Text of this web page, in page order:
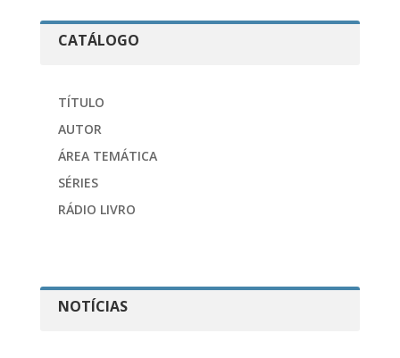
CATÁLOGO
TÍTULO
AUTOR
ÁREA TEMÁTICA
SÉRIES
RÁDIO LIVRO
NOTÍCIAS